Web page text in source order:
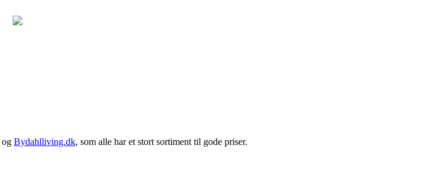
og Bydahlliving.dk, som alle har et stort sortiment til gode priser.